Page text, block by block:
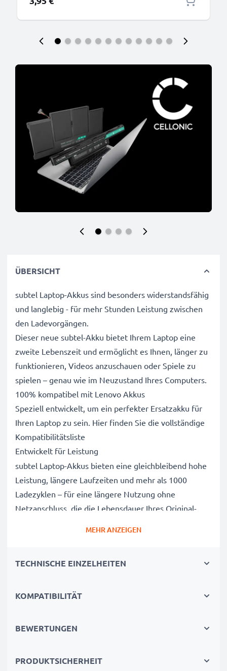
ÜBERSICHT
subtel Laptop-Akkus sind besonders widerstandsfähig
und langlebig - für mehr Stunden Leistung zwischen
den Ladevorgängen.
Dieser neue subtel-Akku bietet Ihrem Laptop eine
zweite Lebenszeit und ermöglicht es Ihnen, länger zu
funktionieren, Videos anzuschauen oder Spiele zu
spielen – genau wie im Neuzustand Ihres Computers.
100% kompatibel mit Lenovo Akkus
Speziell entwickelt, um ein perfekter Ersatzakku für
Ihren Laptop zu sein. Hier finden Sie die vollständige
Kompatibilitätsliste
Entwickelt für Leistung
subtel Laptop-Akkus bieten eine gleichbleibend hohe
Leistung, längere Laufzeiten und mehr als 1000
Ladezyklen – für eine längere Nutzung ohne
Netzanschluss, die die Lebensdauer Ihres Original-
getestet, um ein optimales Sicherheitsniveau zu
Kurzschluss-, Überhitzungs- und
Standards – deshalb erhalten Sie eine 36-monatige
MEHR ANZEIGEN
TECHNISCHE EINZELHEITEN
KOMPATIBILITÄT
BEWERTUNGEN
PRODUKTSICHERHEIT